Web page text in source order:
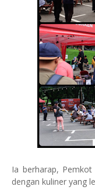
Ia berharap,
dengan kuliner yang